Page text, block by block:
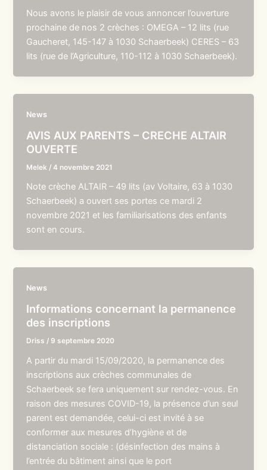
Nous avons le plaisir de vous annoncer l’ouverture
prochaine de nos 2 crèches : OMEGA – 12 lits (rue
Gaucheret, 145-147 à 1030 Schaerbeek) CERES – 63
lits (rue de l’Agriculture, 110-112 à 1030 Schaerbeek).
News
AVIS AUX PARENTS – CRECHE ALTAIR
OUVERTE
Melek /4 novembre 2021
Note crèche ALTAIR – 49 lits (av Voltaire, 63 à 1030
Schaerbeek) a ouvert ses portes ce mardi 2
novembre 2021 et les familiarisations des enfants
sont en cours.
News
Informations concernant la permanence
des inscriptions
Driss / 9 septembre 2020
A partir du mardi 15/09/2020, la permanence des
inscriptions aux crèches communales de
Schaerbeek se fera uniquement sur rendez-vous. En
raison des mesures COVID-19, la présence d’un seul
parent est demandée, celui-ci est invité à se
conformer aux mesures d’hygiène et de
distanciation sociale : (désinfection des mains à
l’entrée du bâtiment ainsi que le port